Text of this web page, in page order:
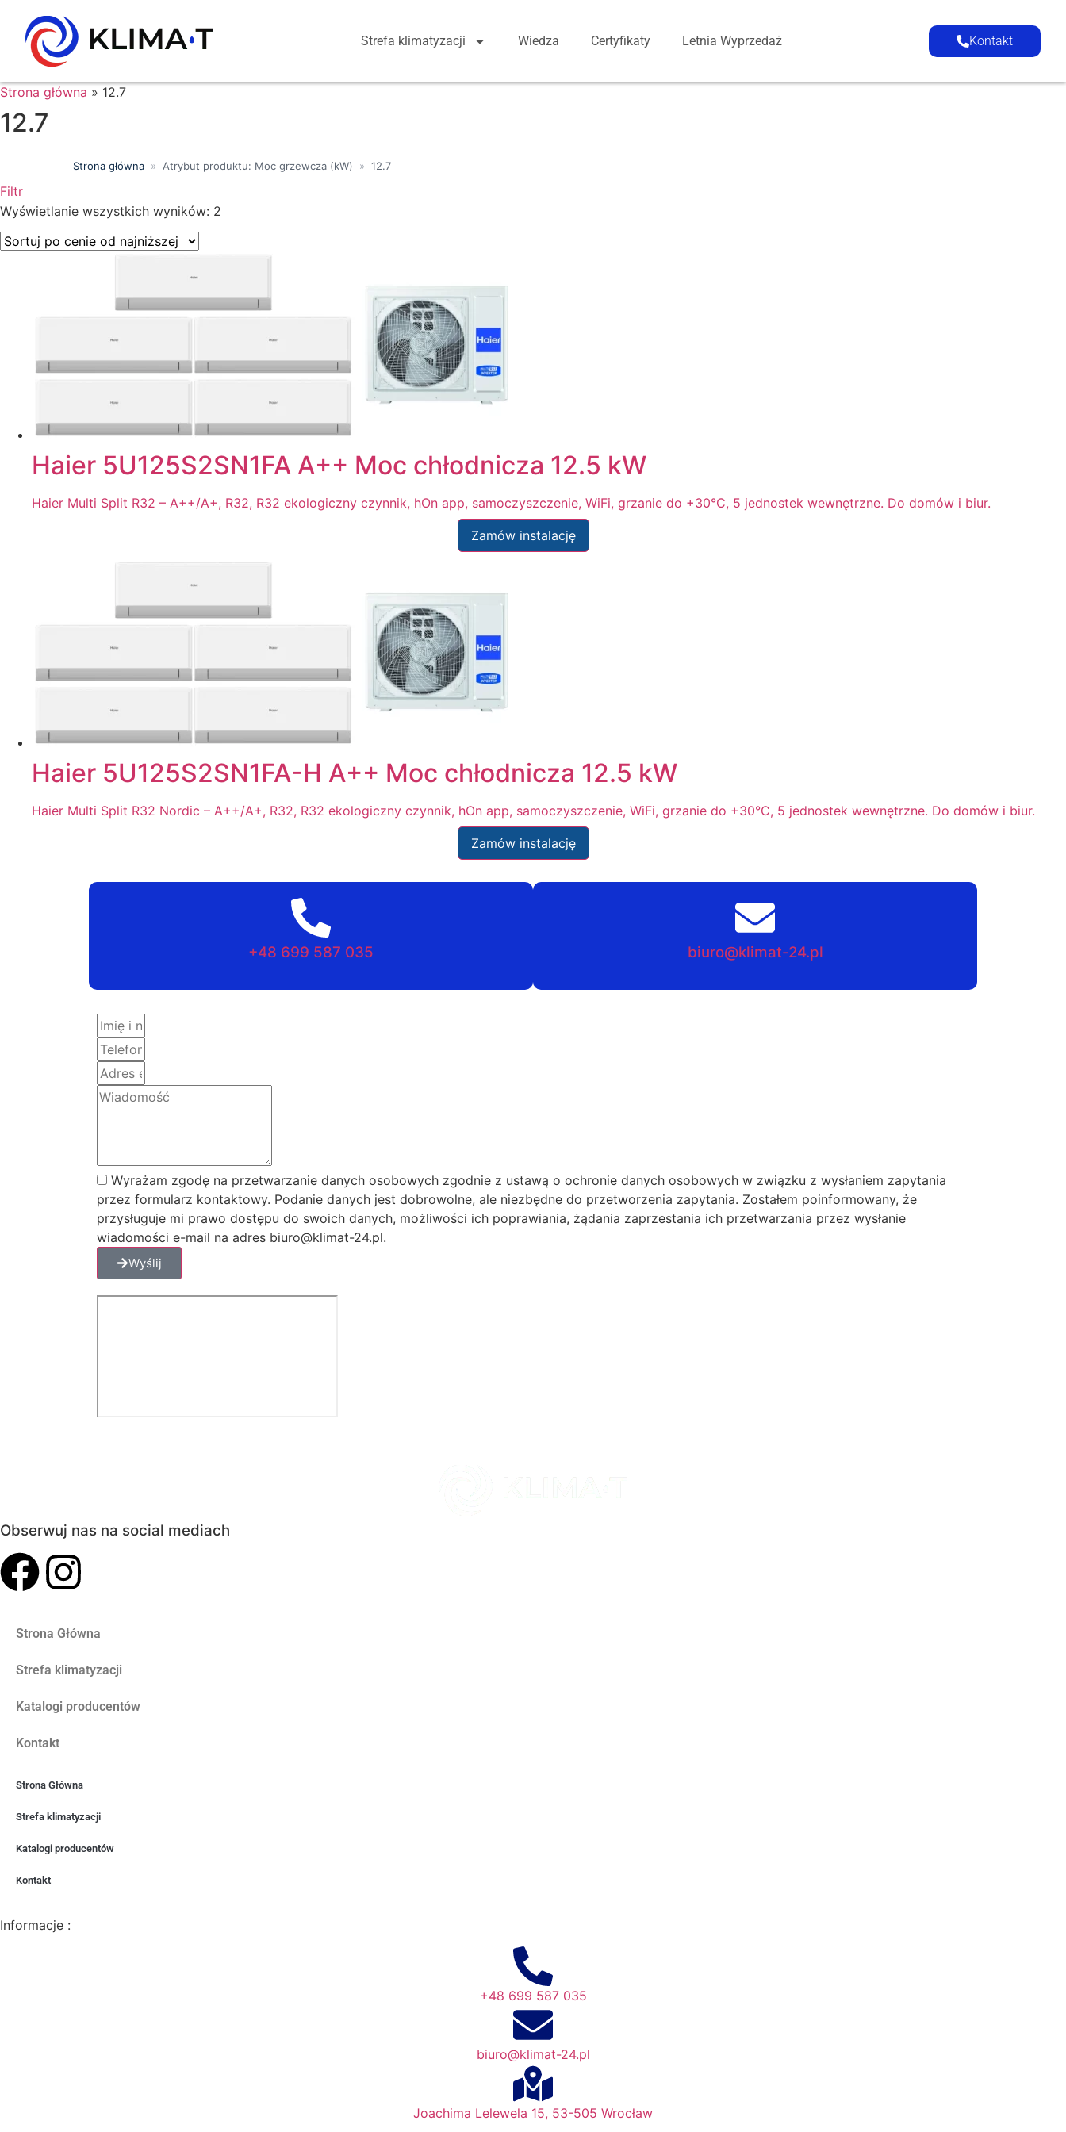
Strefa klimatyzacji Wiedza Certyfikaty Letnia Wyprzedaż Kontakt
Strona główna » 12.7
12.7
Strona główna » Atrybut produktu: Moc grzewcza (kW) » 12.7
Filtr
Wyszukiwanie tekstowe
Kategorie produktów
Klasa energetyczna
Wyświetlanie wszystkich wyników: 2
Haier 5U125S2SN1FA A++ Moc chłodnicza 12.5 kW
Haier Multi Split R32 – A++/A+, R32, R32 ekologiczny czynnik, hOn app, samoczyszczenie, WiFi, grzanie do +30°C, 5 jednostek wewnętrzne. Do domów i biur.
Zamów instalację
Haier 5U125S2SN1FA-H A++ Moc chłodnicza 12.5 kW
Haier Multi Split R32 Nordic – A++/A+, R32, R32 ekologiczny czynnik, hOn app, samoczyszczenie, WiFi, grzanie do +30°C, 5 jednostek wewnętrzne. Do domów i biur.
Zamów instalację
+48 699 587 035 biuro@klimat-24.pl
Wyrażam zgodę na przetwarzanie danych osobowych zgodnie z ustawą o ochronie danych osobowych w związku z wysłaniem zapytania
przez formularz kontaktowy. Podanie danych jest dobrowolne, ale niezbędne do przetworzenia zapytania. Zostałem poinformowany, że
przysługuje mi prawo dostępu do swoich danych, możliwości ich poprawiania, żądania zaprzestania ich przetwarzania przez wysłanie
wiadomości e-mail na adres biuro@klimat-24.pl.
Wyślij
Obserwuj nas na social mediach
Strona Główna
Strefa klimatyzacji
Katalogi producentów
Kontakt
Strona Główna
Strefa klimatyzacji
Katalogi producentów
Kontakt
Informacje :
+48 699 587 035
biuro@klimat-24.pl
Joachima Lelewela 15, 53-505 Wrocław